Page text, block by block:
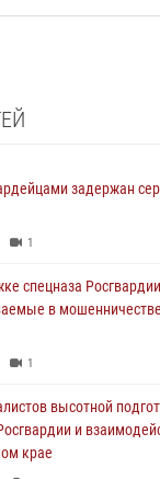
задержан
1
спецназа
в
1
высотной
и
крае